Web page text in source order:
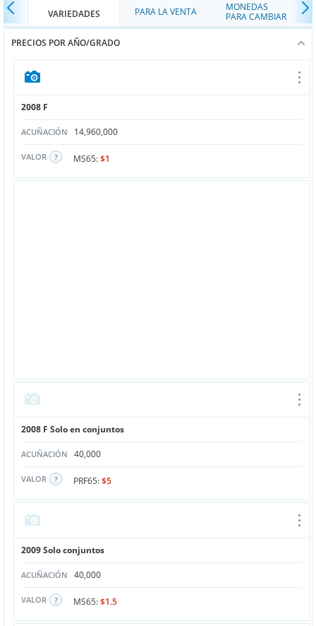
VARIEDADES PARA LA VENTA
MONEDAS
PARA CAMBIAR
PRECIOS POR AÑO/GRADO
2008 F
ACUÑACIÓN 14,960,000
VALOR MS65:$1
2008 F Solo en conjuntos
ACUÑACIÓN 40,000
VALOR PRF65:$5
2009 Solo conjuntos
ACUÑACIÓN 40,000
VALOR MS65:$1.5